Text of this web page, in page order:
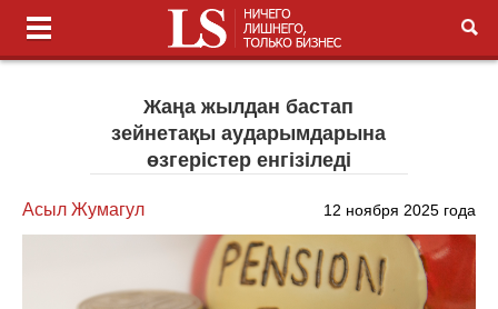
Жаңа жылдан бастап
зейнетақы аударымдарына
өзгерістер енгізіледі
Асыл Жумагул 12 ноября 2025 года